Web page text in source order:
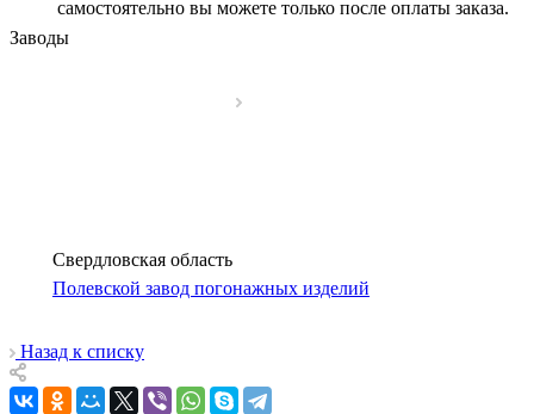
самостоятельно вы можете только после оплаты заказа.
Заводы
Свердловская область
Полевской завод погонажных изделий
Назад к списку